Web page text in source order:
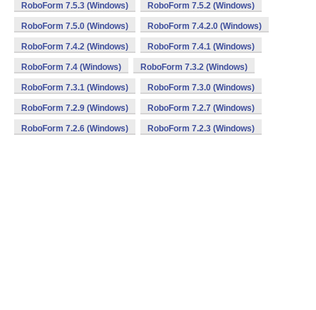
RoboForm 7.5.3 (Windows) RoboForm 7.5.2 (Windows)
RoboForm 7.5.0 (Windows) RoboForm 7.4.2.0 (Windows)
RoboForm 7.4.2 (Windows) RoboForm 7.4.1 (Windows)
RoboForm 7.4 (Windows) RoboForm 7.3.2 (Windows)
RoboForm 7.3.1 (Windows) RoboForm 7.3.0 (Windows)
RoboForm 7.2.9 (Windows) RoboForm 7.2.7 (Windows)
RoboForm 7.2.6 (Windows) RoboForm 7.2.3 (Windows)